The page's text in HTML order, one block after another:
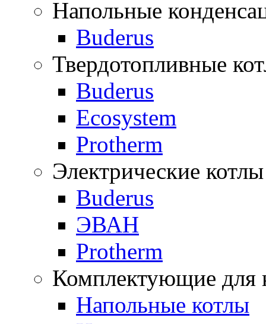
Напольные
Buderus
Твердотопливные
Buderus
Ecosystem
Protherm
Электрические котлы
Buderus
ЭВАН
Protherm
Комплектующие для
Напольные котлы